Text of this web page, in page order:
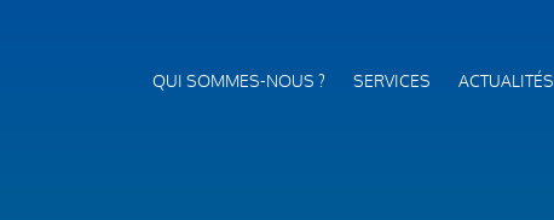
QUI SOMMES-NOUS ? SERVICES ACTUALITÉS